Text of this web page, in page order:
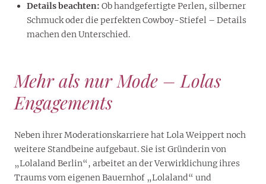
Details beachten: Ob handgefertigte Perlen, silberner
Schmuck oder die perfekten Cowboy-Stiefel – Details
machen den Unterschied.
Mehr als nur Mode – Lolas
Engagements
Neben ihrer Moderationskarriere hat Lola Weippert noch
weitere Standbeine aufgebaut. Sie ist Gründerin von
„Lolaland Berlin“, arbeitet an der Verwirklichung ihres
Traums vom eigenen Bauernhof „Lolaland“ und